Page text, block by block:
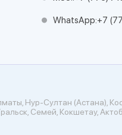
WhatsApp:+7
Нур-Султан (Астана),
Семей, Кокшетау,